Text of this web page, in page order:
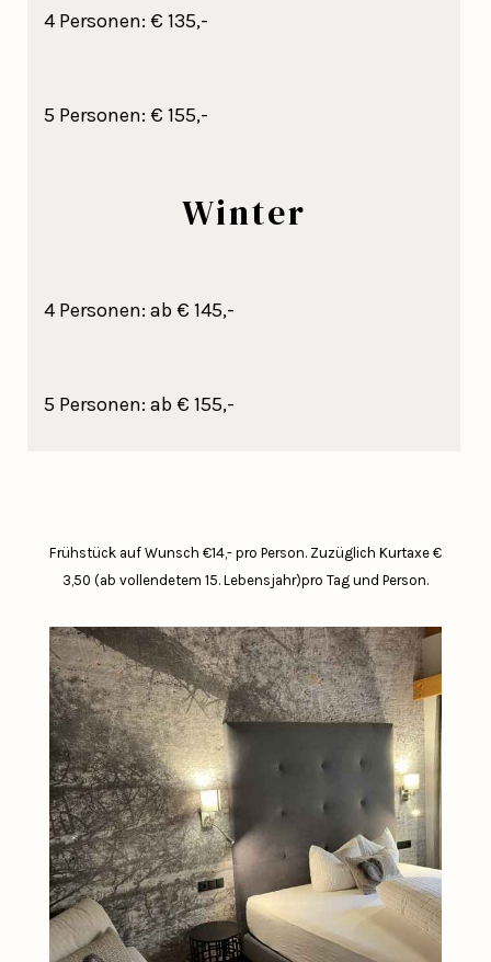
4 Personen: € 135,-
5 Personen: € 155,-
Winter
4 Personen: ab € 145,-
5 Personen: ab € 155,-
Frühstück auf Wunsch €14,- pro Person. Zuzüglich Kurtaxe €
3,50 (ab vollendetem 15. Lebensjahr)pro Tag und Person.